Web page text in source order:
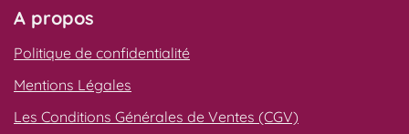
A propos
Politique de confidentialité
Mentions Légales
Les Conditions Générales de Ventes (CGV)